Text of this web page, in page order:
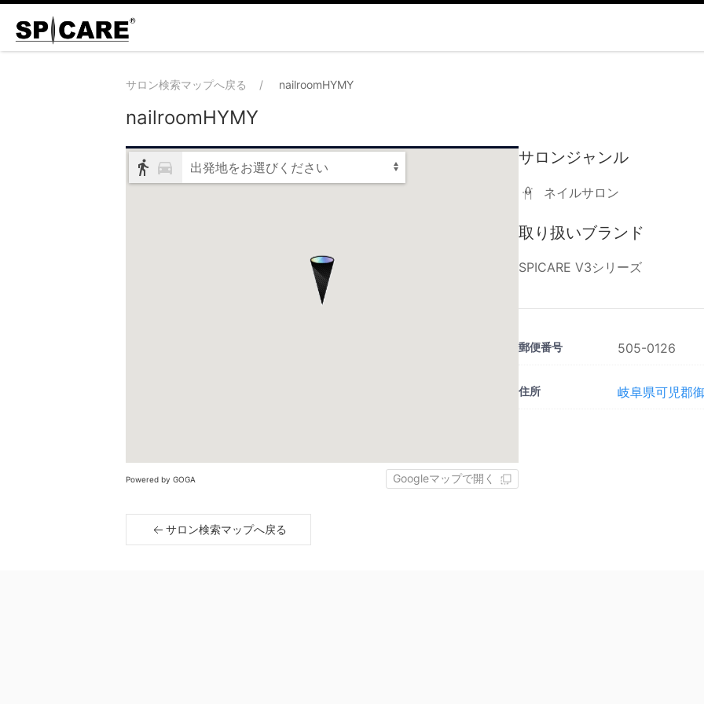
サロン検索マップへ戻る nailroomHYMY
nailroomHYMY
出発地をお選びください
Powered by GOGA Googleマップで開く
サロンジャンル
ネイルサロン
取り扱いブランド
SPICARE V3シリーズ
郵便番号 505-0126
住所 岐阜県可児郡
サロン検索マップへ戻る